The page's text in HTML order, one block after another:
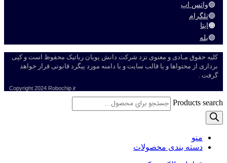
🟢واتس اپ
🔵تلگرام
🟠ایتا
🟣بله
کلیه حقوق مـادی و معنوی نزد شرکت دانش پویان رباتیک محفوظ است و کپی
برداری از محتواها و یا قالب سایت و یا دامنه مورد پیگرد قانونی قرار خواهد
گرفت .
Copyright 2024 Robochip.ir
Products search
منو
دسته بندی محصولات